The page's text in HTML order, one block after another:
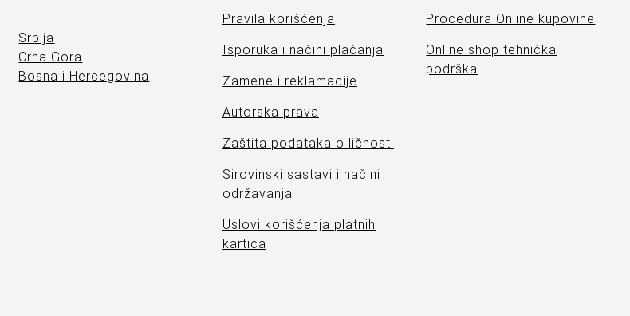
Srbija
Crna Gora
Bosna i Hercegovina
Pravila korišćenja
Isporuka i načini plaćanja
Zamene i reklamacije
Autorska prava
Zaštita podataka o ličnosti
Sirovinski sastavi i načini
održavanja
Uslovi korišćenja platnih
kartica
Procedura Online kupovine
Online shop tehnička
podrška